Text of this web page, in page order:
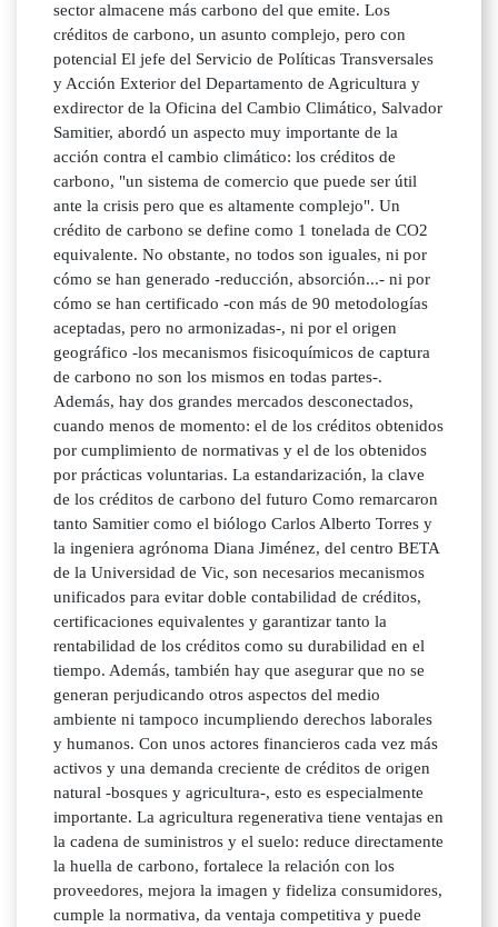
sector almacene más carbono del que emite. Los
créditos de carbono, un asunto complejo, pero con
potencial El jefe del Servicio de Políticas Transversales
y Acción Exterior del Departamento de Agricultura y
exdirector de la Oficina del Cambio Climático, Salvador
Samitier, abordó un aspecto muy importante de la
acción contra el cambio climático: los créditos de
carbono, "un sistema de comercio que puede ser útil
ante la crisis pero que es altamente complejo". Un
crédito de carbono se define como 1 tonelada de CO2
equivalente. No obstante, no todos son iguales, ni por
cómo se han generado -reducción, absorción...- ni por
cómo se han certificado -con más de 90 metodologías
aceptadas, pero no armonizadas-, ni por el origen
geográfico -los mecanismos fisicoquímicos de captura
de carbono no son los mismos en todas partes-.
Además, hay dos grandes mercados desconectados,
cuando menos de momento: el de los créditos obtenidos
por cumplimiento de normativas y el de los obtenidos
por prácticas voluntarias. La estandarización, la clave
de los créditos de carbono del futuro Como remarcaron
tanto Samitier como el biólogo Carlos Alberto Torres y
la ingeniera agrónoma Diana Jiménez, del centro BETA
de la Universidad de Vic, son necesarios mecanismos
unificados para evitar doble contabilidad de créditos,
certificaciones equivalentes y garantizar tanto la
rentabilidad de los créditos como su durabilidad en el
tiempo. Además, también hay que asegurar que no se
generan perjudicando otros aspectos del medio
ambiente ni tampoco incumpliendo derechos laborales
y humanos. Con unos actores financieros cada vez más
activos y una demanda creciente de créditos de origen
natural -bosques y agricultura-, esto es especialmente
importante. La agricultura regenerativa tiene ventajas en
la cadena de suministros y el suelo: reduce directamente
la huella de carbono, fortalece la relación con los
proveedores, mejora la imagen y fideliza consumidores,
cumple la normativa, da ventaja competitiva y puede